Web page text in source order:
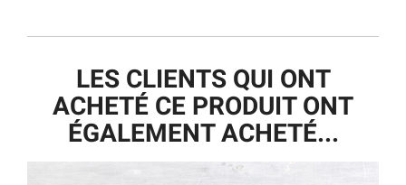
LES CLIENTS QUI ONT
ACHETÉ CE PRODUIT ONT
ÉGALEMENT ACHETÉ...